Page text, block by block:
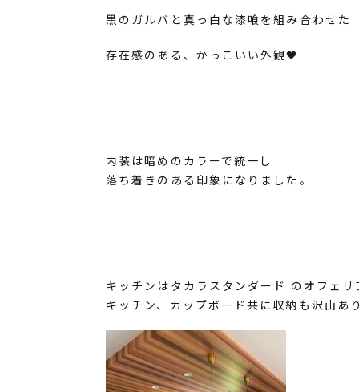
黒のガルバと真っ白な漆喰を組み合わせた
存在感のある、かっこいい外観🖤
内装は暗めのカラーで統一し
落ち着きのある印象になりました。
キッチンはタカラスタンダード のオフェリ
キッチン、カップボード共に収納も沢山あり